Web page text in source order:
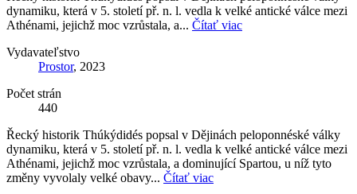
dynamiku, která v 5. století př. n. l. vedla k velké antické válce mezi
Athénami, jejichž moc vzrůstala, a... Čítať viac
Vydavateľstvo
Prostor, 2023
Počet strán
440
Řecký historik Thúkýdidés popsal v Dějinách peloponnéské války
dynamiku, která v 5. století př. n. l. vedla k velké antické válce mezi
Athénami, jejichž moc vzrůstala, a dominující Spartou, u níž tyto
změny vyvolaly velké obavy... Čítať viac